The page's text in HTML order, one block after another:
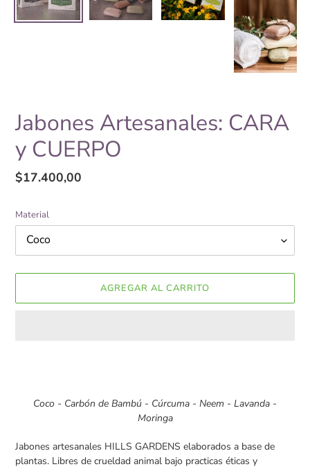
Jabones Artesanales: CARA
y CUERPO
Precio
$17.400,00
Material
AGREGAR AL CARRITO
de
compra
Coco - Carbón de Bambú - Cúrcuma - Neem - Lavanda -
Moringa
Jabones artesanales HILLS GARDENS elaborados a base de
plantas. Libres de crueldad animal bajo practicas éticas y